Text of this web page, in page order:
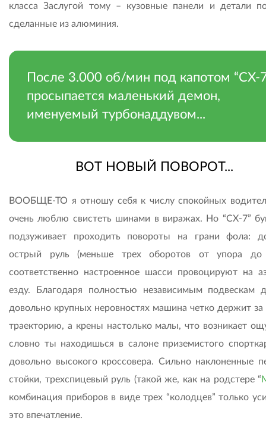
класса Заслугой тому – кузовные панели и детали
сделанные из алюминия.
После 3.000 об/мин под капотом “СХ-
просыпается маленький демон,
именуемый турбонаддувом...
ВОТ НОВЫЙ ПОВОРОТ...
ВООБЩЕ-ТО я отношу себя к числу спокойных
очень люблю свистеть шинами в виражах. Но “СХ-7”
подзуживает проходить повороты на грани фола:
острый руль (меньше трех оборотов от упора до
соответственно настроенное шасси провоцируют на
езду. Благодаря полностью независимым подвескам
довольно крупных неровностях машина четко держит
траекторию, а крены настолько малы, что возникает
словно ты находишься в салоне приземистого
довольно высокого кроссовера. Сильно наклоненные
стойки, трехспицевый руль (такой же, как на родстере “
комбинация приборов в виде трех “колодцев” только
это впечатление.